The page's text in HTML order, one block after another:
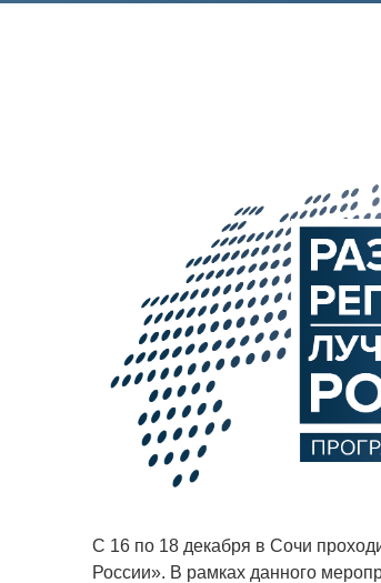
Семинар
Препринты
Зимняя школа по
плотностей
Молодежная
конференция
Развитие»
ОБРАЗОВАНИЕ/
С 16 по 18 декабря в Сочи
России». В рамках данного